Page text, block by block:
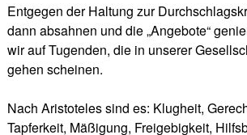
Entgegen der Haltung zur
dann absahnen und die „Angebote“
wir auf Tugenden, die in unserer
gehen scheinen.
Nach Aristoteles sind es: Klugheit,
Tapferkeit, Mäßigung, Freigebigkeit,